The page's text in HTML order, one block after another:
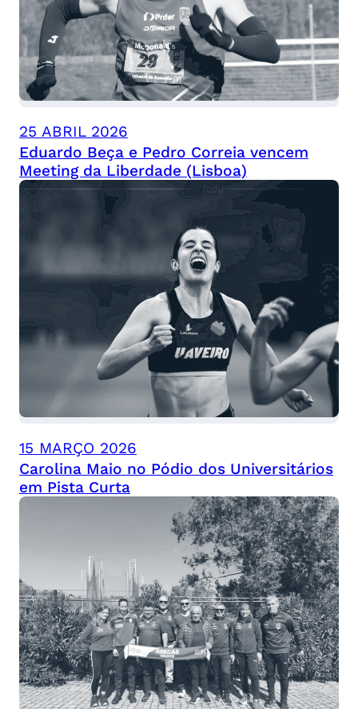
25 ABRIL 2026
Eduardo Beça e Pedro Correia vencem
Meeting da Liberdade (Lisboa)
15 MARÇO 2026
Carolina Maio no Pódio dos Universitários
em Pista Curta